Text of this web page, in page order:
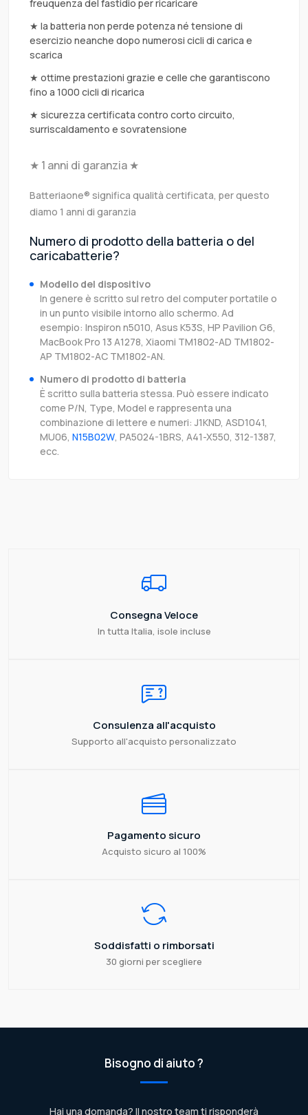
freuquenza del fastidio per ricaricare
★ la batteria non perde potenza né tensione di
esercizio neanche dopo numerosi cicli di carica e
scarica
★ ottime prestazioni grazie e celle che garantiscono
fino a 1000 cicli di ricarica
★ sicurezza certificata contro corto circuito,
surriscaldamento e sovratensione
★ 1 anni di garanzia ★
Batteriaone® significa qualità certificata, per questo
diamo 1 anni di garanzia
Numero di prodotto della batteria o del
caricabatterie?
Modello del dispositivo
In genere è scritto sul retro del computer portatile o
in un punto visibile intorno allo schermo. Ad
esempio: Inspiron n5010, Asus K53S, HP Pavilion G6,
MacBook Pro 13 A1278, Xiaomi TM1802-AD TM1802-
AP TM1802-AC TM1802-AN.
Numero di prodotto di batteria
È scritto sulla batteria stessa. Può essere indicato
come P/N, Type, Model e rappresenta una
combinazione di lettere e numeri: J1KND, ASD1041,
MU06, N15B02W, PA5024-1BRS, A41-X550, 312-1387,
ecc.
Consegna Veloce
In tutta Italia, isole incluse
Consulenza all'acquisto
Supporto all'acquisto personalizzato
Pagamento sicuro
Acquisto sicuro al 100%
Soddisfatti o rimborsati
30 giorni per scegliere
Bisogno di aiuto ?
Hai una domanda? Il nostro team ti risponderà